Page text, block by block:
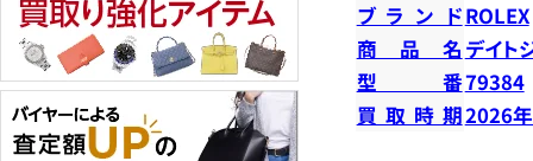
ブランドROLEX
商品名 デイト
型番79384
買取時期2026